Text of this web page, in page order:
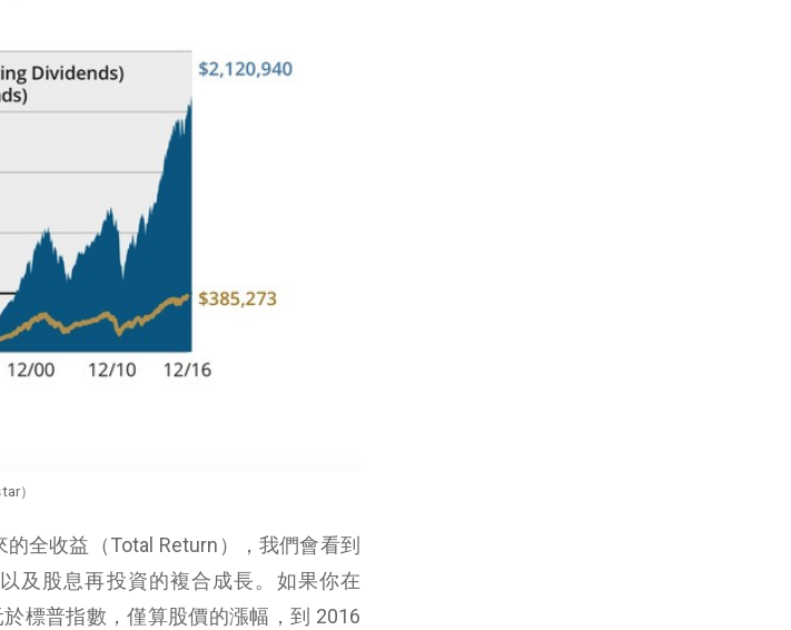
）
全收益（Total Return），我們會看到
及股息再投資的複合成長。如果你在
標普指數，僅算股價的漲幅，到 2016